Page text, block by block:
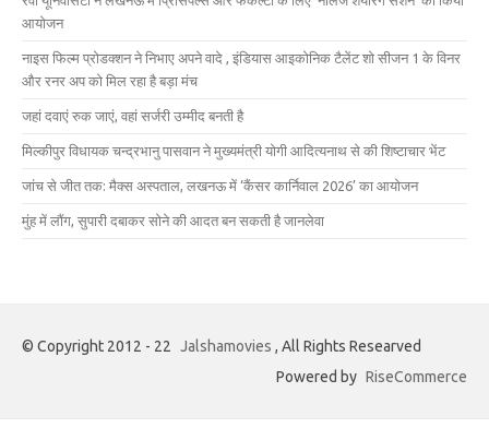
आयोजन
नाइस फिल्म प्रोडक्शन ने निभाए अपने वादे , इंडियास आइकोनिक टैलेंट शो सीजन 1 के विनर
और रनर अप को मिल रहा है बड़ा मंच
जहां दवाएं रुक जाएं, वहां सर्जरी उम्मीद बनती है
मिल्कीपुर विधायक चन्द्रभानु पासवान ने मुख्यमंत्री योगी आदित्यनाथ से की शिष्टाचार भेंट
जांच से जीत तक: मैक्स अस्पताल, लखनऊ में ‘कैंसर कार्निवाल 2026’ का आयोजन
मुंह में लौंग, सुपारी दबाकर सोने की आदत बन सकती है जानलेवा
© Copyright 2012 - 22 Jalshamovies , All Rights Researved
Powered by RiseCommerce